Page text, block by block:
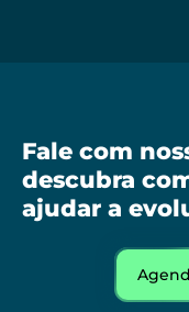
Fale com
descubra
ajudar a